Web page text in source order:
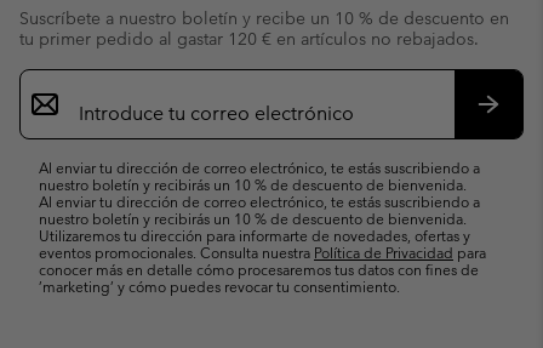
Suscríbete a nuestro boletín y recibe un 10 % de descuento en
tu primer pedido al gastar 120 € en artículos no rebajados.
Suscripción
de
correo
Al enviar tu dirección de correo electrónico, te estás suscribiendo a
nuestro boletín y recibirás un 10 % de descuento de bienvenida.
Al enviar tu dirección de correo electrónico, te estás suscribiendo a
nuestro boletín y recibirás un 10 % de descuento de bienvenida.
Utilizaremos tu dirección para informarte de novedades, ofertas y
eventos promocionales. Consulta nuestra Política de Privacidad para
conocer más en detalle cómo procesaremos tus datos con fines de
’marketing’ y cómo puedes revocar tu consentimiento.